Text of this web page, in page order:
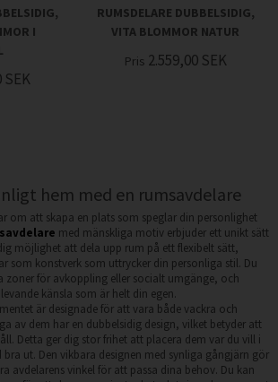
I
SEK
RUMSDELARE DUBBELSIDIG,
VITA BLOMMOR NATUR
Pris 2.559,00 SEK
hem med en rumsavdelare
om att skapa en plats som speglar din personlighet
med mänskliga motiv erbjuder ett unikt sätt
möjlighet att dela upp rum på ett flexibelt sätt,
som konstverk som uttrycker din personliga stil. Du
zoner för avkoppling eller socialt umgänge, och
känsla som är helt din egen.
är designade för att vara både vackra och
av dem har en dubbelsidig design, vilket betyder att
Detta ger dig stor frihet att placera dem var du vill i
ut. Den vikbara designen med synliga gångjärn gör
avdelarens vinkel för att passa dina behov. Du kan